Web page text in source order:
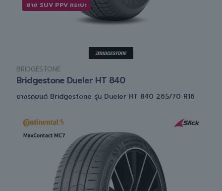
ยาง SUV PPV กระบะ
BRIDGESTONE
Bridgestone Dueler HT 840
ยางรถยนต์ Bridgestone รุ่น Dueler HT 840 265/70 R16